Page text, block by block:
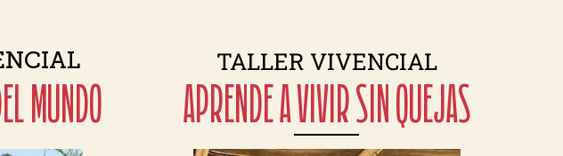
MUNDO
TALLER VIVENCIAL
APRENDE A VIVIR SIN QUEJAS